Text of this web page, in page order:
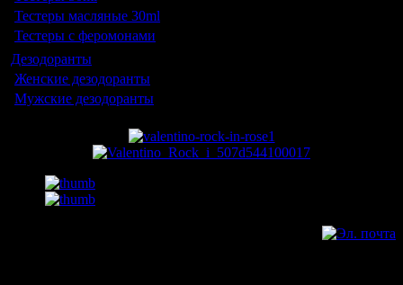
Тестеры масляные 30ml
Тестеры с феромонами
Дезодоранты
Женские дезодоранты
Мужские дезодоранты